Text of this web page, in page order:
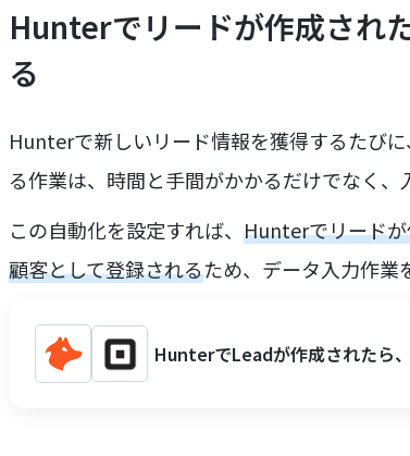
Hunterでリードが作成され
る
Hunterで新しいリード情報を獲得するたび
る作業は、時間と手間がかかるだけでなく、
この自動化を設定すれば、 Hunterでリード
顧客として登録されるため、データ入力作業
HunterでLeadが作成されたら